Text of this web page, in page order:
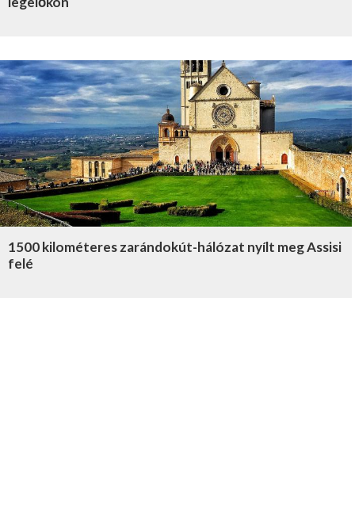
1500 kilométeres zarándokút-hálózat nyílt meg Assisi
felé